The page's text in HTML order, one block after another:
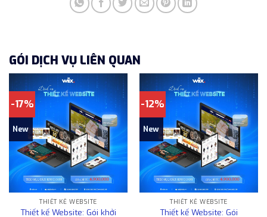
GÓI DỊCH VỤ LIÊN QUAN
-17%
New
THIẾT KẾ WEBSITE
Thiết kế Website: Gói khởi
-12%
New
THIẾT KẾ WEBSITE
Thiết kế Website: Gói